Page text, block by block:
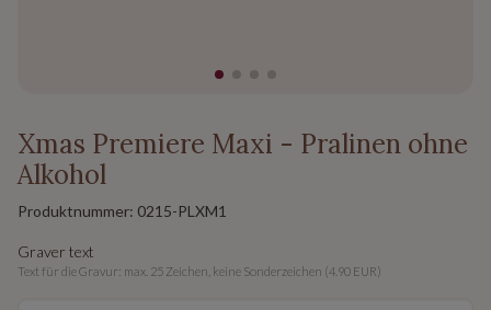
Xmas Premiere Maxi - Pralinen ohne
Alkohol
Produktnummer: 0215-PLXM1
Graver text
Text für die Gravur: max. 25 Zeichen, keine Sonderzeichen (4.90 EUR)